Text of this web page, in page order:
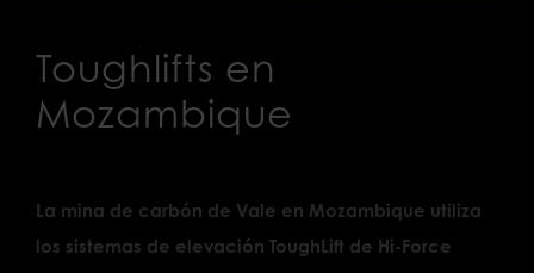
Toughlifts en
Mozambique
La mina de carbón de Vale en Mozambique utiliza
los sistemas de elevación ToughLift de Hi-Force